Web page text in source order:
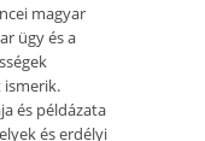
magyar
ügy és a
és példázata
és erdélyi